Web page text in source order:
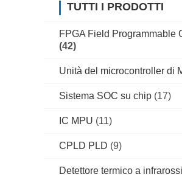
TUTTI I PRODOTTI
FPGA Field Programmable
(42)
Unità del microcontroller di
Sistema SOC su chip (17)
IC MPU (11)
CPLD PLD (9)
Detettore termico a infrarossi